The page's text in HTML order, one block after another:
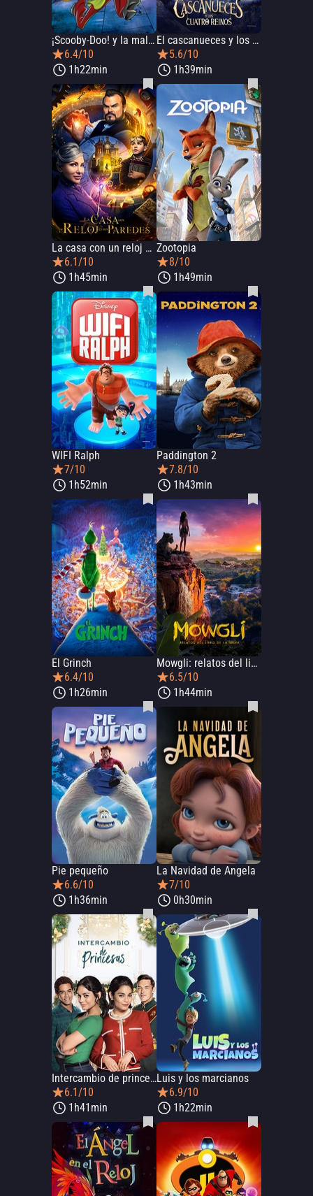
¡Scooby-Doo! y la maldición del 13avo fantasma
6.4/10
1h22min
El cascanueces y los cuatro reinos
5.6/10
1h39min
La casa con un reloj en sus paredes
6.1/10
1h45min
Zootopia
8/10
1h49min
WIFI Ralph
7/10
1h52min
Paddington 2
7.8/10
1h43min
El Grinch
6.4/10
1h26min
Mowgli: relatos del libro de la selva
6.5/10
1h44min
Pie pequeño
6.6/10
1h36min
La Navidad de Angela
7/10
0h30min
Intercambio de princesas
6.1/10
1h41min
Luis y los marcianos
6.9/10
1h22min